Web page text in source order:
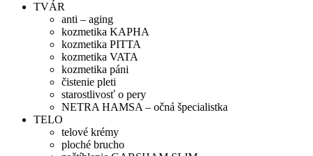
TVÁR
anti – aging
kozmetika KAPHA
kozmetika PITTA
kozmetika VATA
kozmetika páni
čistenie pleti
starostlivosť o pery
NETRA HAMSA – očná špecialistka
TELO
telové krémy
ploché brucho